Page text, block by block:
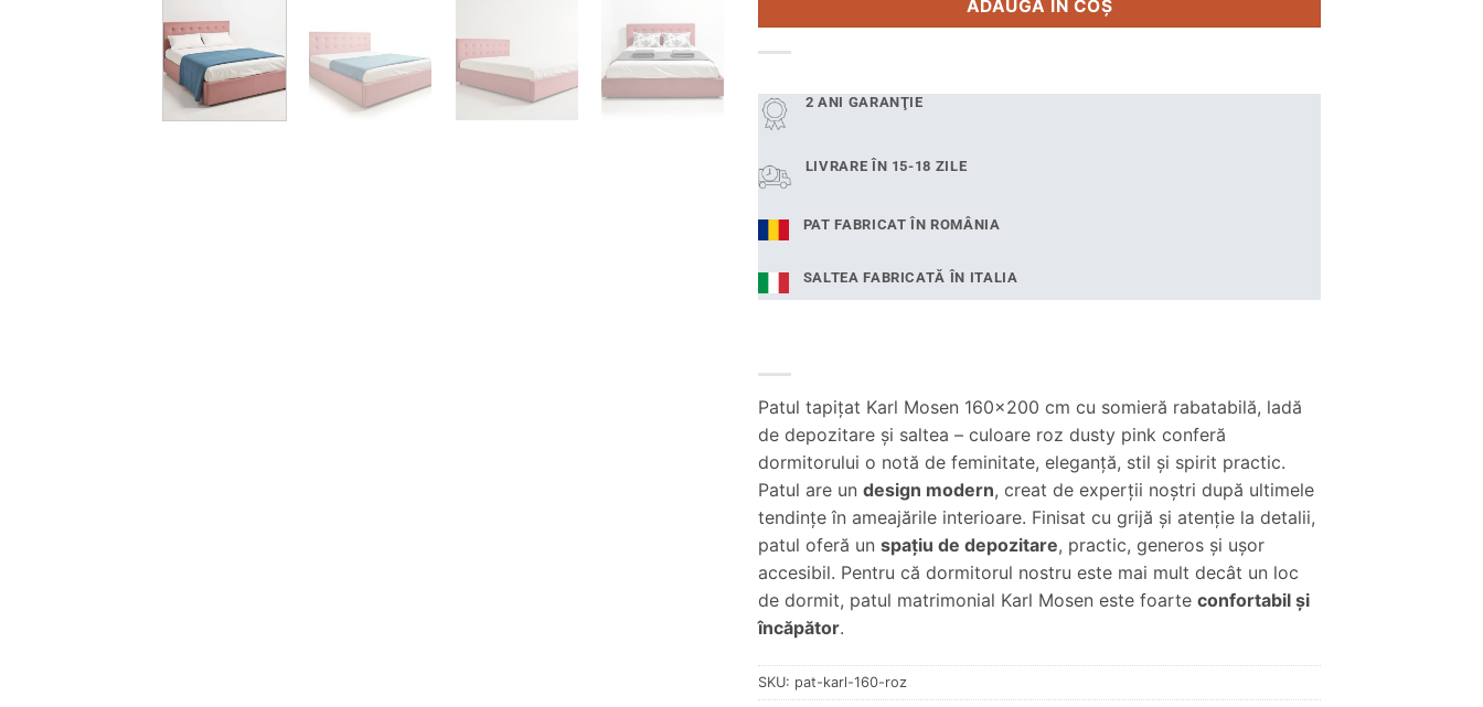
ADAUGĂ ÎN COȘ
2 ANI GARANŢIE
LIVRARE ÎN 15-18 ZILE
PAT FABRICAT ÎN ROMÂNIA
SALTEA FABRICATĂ ÎN ITALIA
Patul tapițat Karl Mosen 160×200 cm cu somieră rabatabilă, ladă
de depozitare și saltea – culoare roz dusty pink conferă
dormitorului o notă de feminitate, eleganță, stil și spirit practic.
Patul are un design modern, creat de experţii noştri după ultimele
tendinţe în ameajările interioare. Finisat cu grijă şi atenţie la detalii,
patul oferă un spaţiu de depozitare, practic, generos şi uşor
accesibil. Pentru că dormitorul nostru este mai mult decât un loc
de dormit, patul matrimonial Karl Mosen este foarte confortabil şi
încăpător.
SKU: pat-karl-160-roz